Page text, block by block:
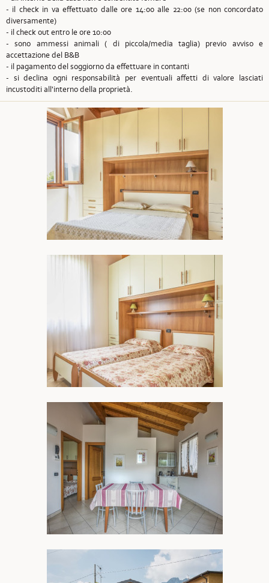
- il check in va effettuato dalle ore 14:00 alle 22:00 (se non concordato
diversamente)
- il check out entro le ore 10:00
- sono ammessi animali ( di piccola/media taglia) previo avviso e
accettazione del B&B
- il pagamento del soggiorno da effettuare in contanti
- si declina ogni responsabilità per eventuali affetti di valore lasciati
incustoditi all'interno della proprietà.